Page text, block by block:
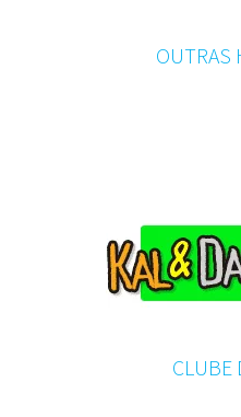
OUTRAS
CLUBE